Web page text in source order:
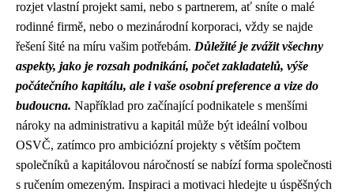
rozjet vlastní projekt sami, nebo s partnerem, ať sníte o malé
rodinné firmě, nebo o mezinárodní korporaci, vždy se najde
řešení šité na míru vašim potřebám. Důležité je zvážit všechny
aspekty, jako je rozsah podnikání, počet zakladatelů, výše
počátečního kapitálu, ale i vaše osobní preference a vize do
budoucna. Například pro začínající podnikatele s menšími
nároky na administrativu a kapitál může být ideální volbou
OSVČ, zatímco pro ambiciózní projekty s větším počtem
společníků a kapitálovou náročností se nabízí forma společnosti
s ručením omezeným. Inspiraci a motivaci hledejte u úspěšných